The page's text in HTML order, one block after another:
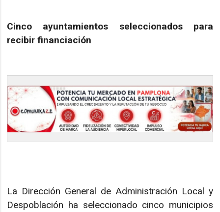
Cinco ayuntamientos seleccionados para
recibir financiación
La Dirección General de Administración Local y
Despoblación ha seleccionado cinco municipios